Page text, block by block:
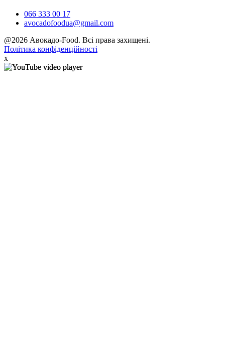
066 333 00 17
avocadofoodua@gmail.com
@2026 Авокадо-Food. Всі права захищені.
Політика конфіденційності
x